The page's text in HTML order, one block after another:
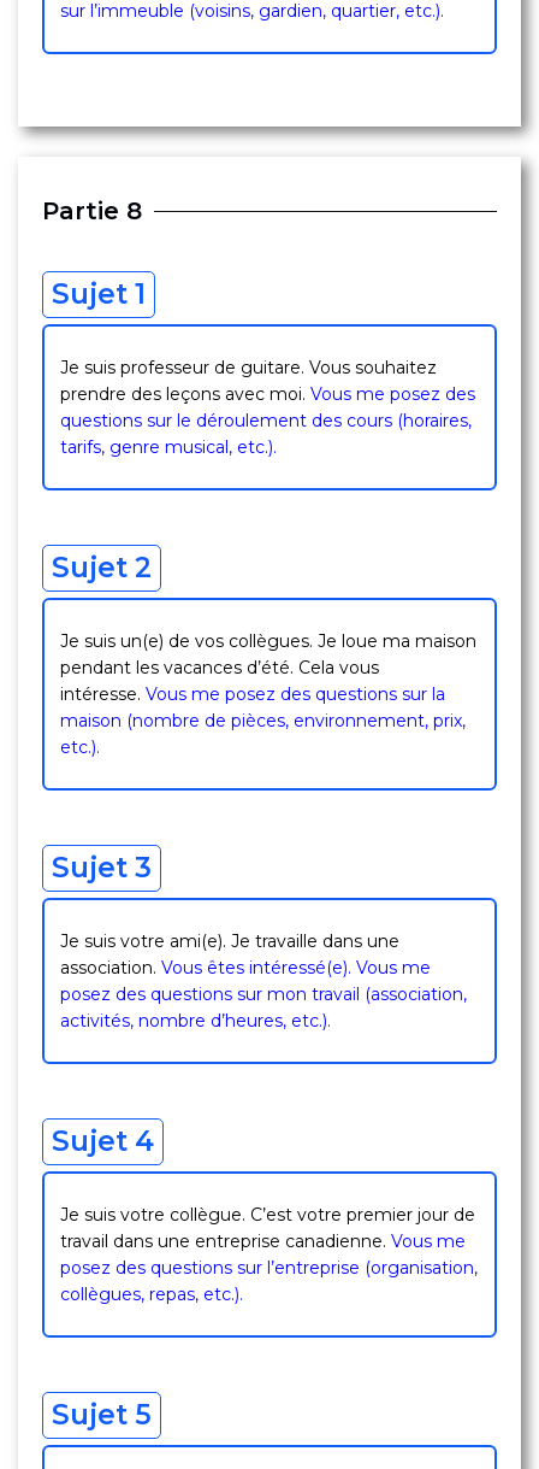
sur l’immeuble (voisins, gardien, quartier, etc.).
Partie 8
Sujet 1
Je suis professeur de guitare. Vous souhaitez
prendre des leçons avec moi. Vous me posez des
questions sur le déroulement des cours (horaires,
tarifs, genre musical, etc.).
Sujet 2
Je suis un(e) de vos collègues. Je loue ma maison
pendant les vacances d’été. Cela vous
intéresse. Vous me posez des questions sur la
maison (nombre de pièces, environnement, prix,
etc.).
Sujet 3
Je suis votre ami(e). Je travaille dans une
association. Vous êtes intéressé(e). Vous me
posez des questions sur mon travail (association,
activités, nombre d’heures, etc.).
Sujet 4
Je suis votre collègue. C’est votre premier jour de
travail dans une entreprise canadienne. Vous me
posez des questions sur l’entreprise (organisation,
collègues, repas, etc.).
Sujet 5